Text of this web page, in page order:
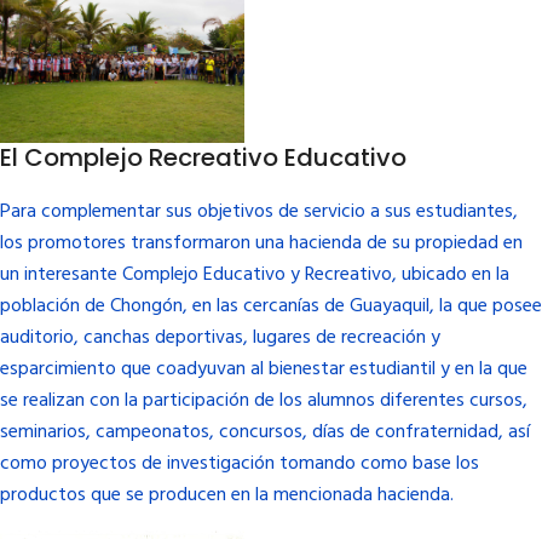
El Complejo Recreativo Educativo
Para complementar sus objetivos de servicio a sus estudiantes,
los promotores transformaron una hacienda de su propiedad en
un interesanteComplejo Educativo y Recreativo, ubicado en la
población de Chongón, en las cercanías de Guayaquil, la que posee
auditorio, canchas deportivas, lugares de recreación y
esparcimiento que coadyuvan al bienestar estudiantil y en la que
se realizan con la participación de los alumnos diferentes cursos,
seminarios, campeonatos, concursos, días de confraternidad, así
como proyectos de investigación tomando como base los
productos que se producen en la mencionada hacienda.